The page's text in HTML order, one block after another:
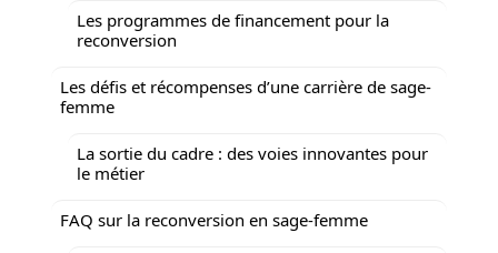
Les programmes de financement pour la
reconversion
Les défis et récompenses d’une carrière de sage-
femme
La sortie du cadre : des voies innovantes pour
le métier
FAQ sur la reconversion en sage-femme